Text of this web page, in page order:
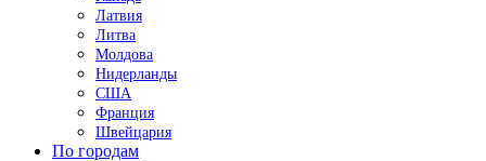
Латвия
Литва
Молдова
Нидерланды
США
Франция
Швейцария
По городам